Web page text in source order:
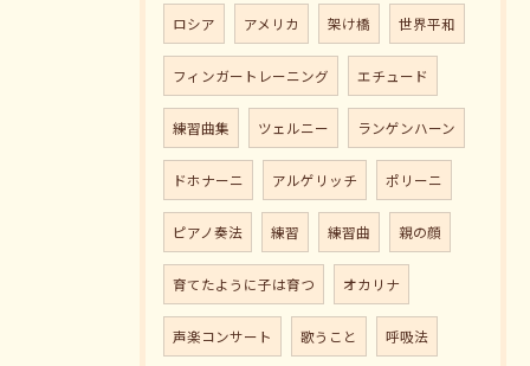
ロシア アメリカ 架け橋 世界平和
フィンガートレーニング エチュード
練習曲集 ツェルニー ランゲンハーン
ドホナーニ アルゲリッチ ポリーニ
ピアノ奏法 練習 練習曲 親の顔
育てたように子は育つ オカリナ
声楽コンサート 歌うこと 呼吸法